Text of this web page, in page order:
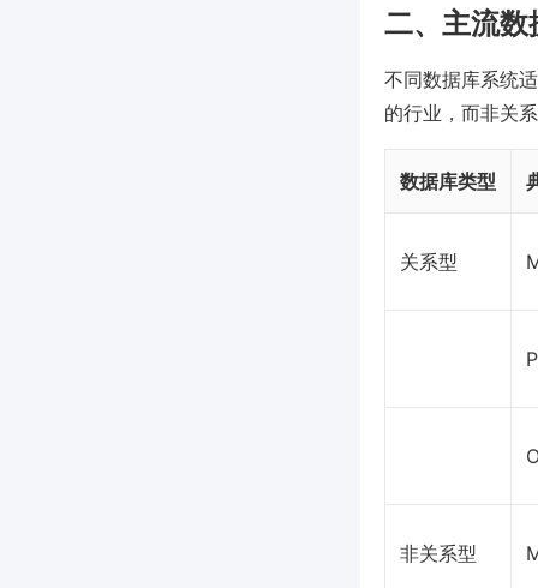
二、主流数
不同数据库系统
的行业，而非关
数据库类型
关系型
非关系型